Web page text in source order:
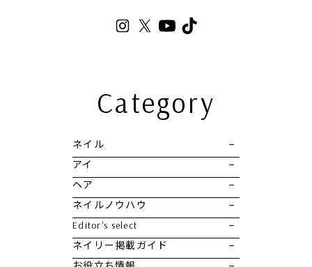
Category
ネイル
アイ
ヘア
ネイルノウハウ
Editor's select
ネイリー掲載ガイド